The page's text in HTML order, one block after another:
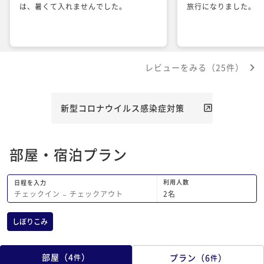
は、暑くて入れませんでした。
旅行になりました。
レビューをみる（25件）
新型コロナウイルス感染症対策
部屋・宿泊プラン
日程を入力
チェックイン − チェックアウト
利用人数
2名
しぼりこみ
部屋 （4件） プラン （6件）